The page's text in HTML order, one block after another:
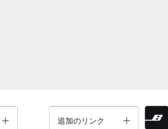
Toggle 追加のリンク Toggle